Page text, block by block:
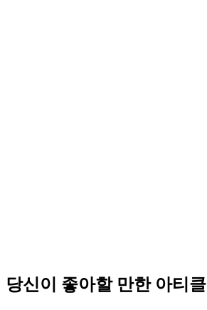
당신이 좋아할 만한 아티클